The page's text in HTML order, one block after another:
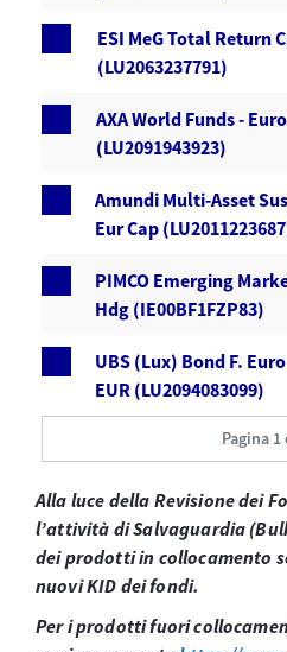
ESI MeG Total Return
(LU2063237791)
AXA World Funds -
(LU2091943923)
Amundi Multi-Asset
Eur Cap
PIMCO Emerging
Hdg (IE00BF1FZP83)
UBS (Lux) Bond F.
EUR (LU2094083099)
Pagina 1
Alla luce della Revisione dei
l’attività di Salvaguardia
dei prodotti in collocamento
nuovi KID dei fondi.
Per i prodotti fuori